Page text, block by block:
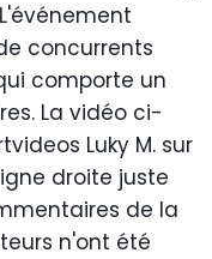
concurrents
comporte un
La vidéo ci-
Luky M. sur
droite juste
de la
n'ont été